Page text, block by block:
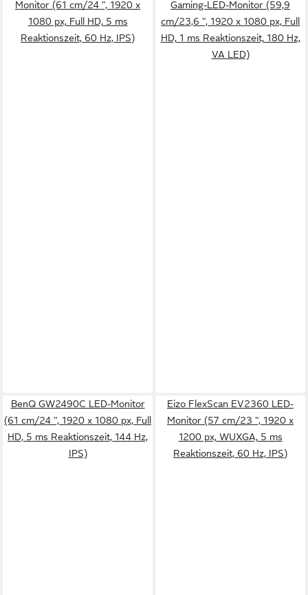
Monitor (61 cm/24 ", 1920 x
1080 px, Full HD, 5 ms
Reaktionszeit, 60 Hz, IPS)
Gaming-LED-Monitor (59,9
cm/23,6 ", 1920 x 1080 px, Full
HD, 1 ms Reaktionszeit, 180 Hz,
VA LED)
BenQ GW2490C LED-Monitor
(61 cm/24 ", 1920 x 1080 px, Full
HD, 5 ms Reaktionszeit, 144 Hz,
IPS)
Eizo FlexScan EV2360 LED-
Monitor (57 cm/23 ", 1920 x
1200 px, WUXGA, 5 ms
Reaktionszeit, 60 Hz, IPS)